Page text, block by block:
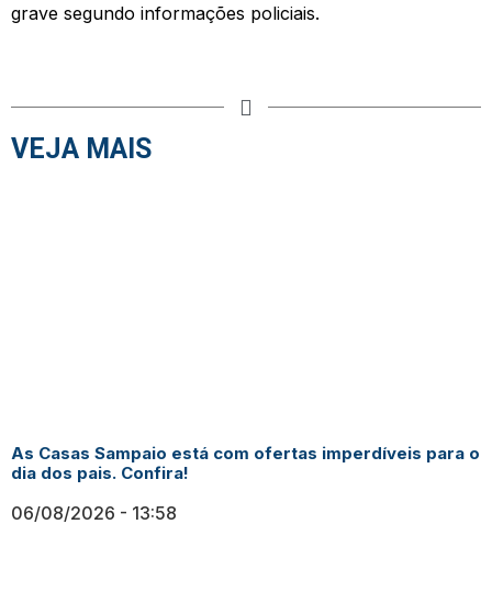
grave segundo informações policiais.
VEJA MAIS
As Casas Sampaio está com ofertas imperdíveis para o
dia dos pais. Confira!
06/08/2026 13:58